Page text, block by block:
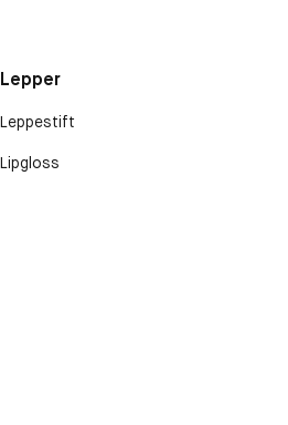
Lepper
Leppestift
Lipgloss